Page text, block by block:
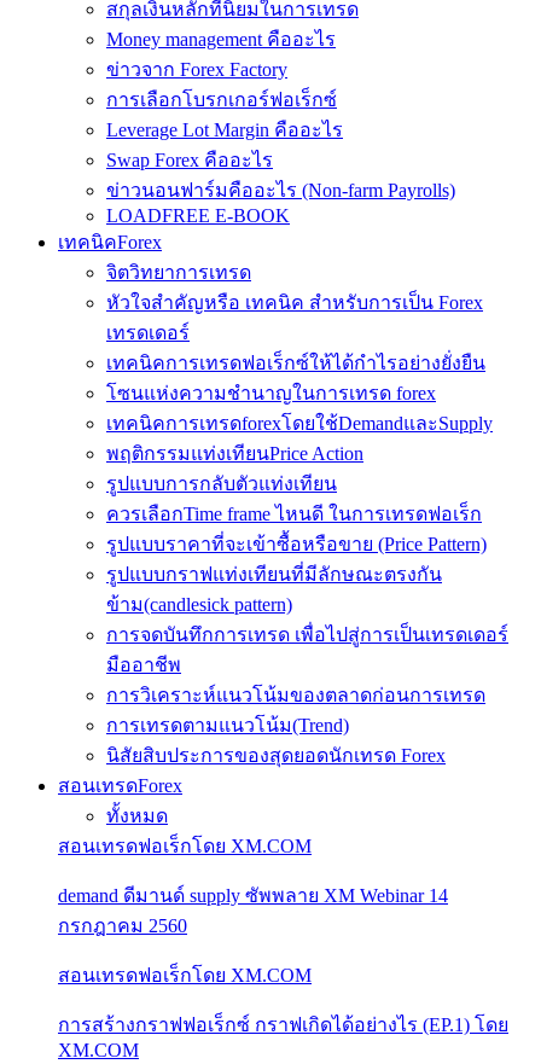
สกุลเงินหลักที่นิยมในการเทรด
Money management คืออะไร
ข่าวจาก Forex Factory
การเลือกโบรกเกอร์ฟอเร็กซ์
Leverage Lot Margin คืออะไร
Swap Forex คืออะไร
ข่าวนอนฟาร์มคืออะไร (Non-farm Payrolls)
LOADFREE E-BOOK
เทคนิคForex
จิตวิทยาการเทรด
หัวใจสำคัญหรือ เทคนิค สำหรับการเป็น Forex
เทรดเดอร์
เทคนิคการเทรดฟอเร็กซ์ให้ได้กำไรอย่างยั่งยืน
โซนแห่งความชำนาญในการเทรด forex
เทคนิคการเทรดforexโดยใช้DemandและSupply
พฤติกรรมแท่งเทียนPrice Action
รูปแบบการกลับตัวแท่งเทียน
ควรเลือกTime frame ไหนดี ในการเทรดฟอเร็ก
รูปแบบราคาที่จะเข้าซื้อหรือขาย (Price Pattern)
รูปแบบกราฟแท่งเทียนที่มีลักษณะตรงกัน
ข้าม(candlesick pattern)
การจดบันทึกการเทรด เพื่อไปสู่การเป็นเทรดเดอร์
มืออาชีพ
การวิเคราะห์แนวโน้มของตลาดก่อนการเทรด
การเทรดตามแนวโน้ม(Trend)
นิสัยสิบประการของสุดยอดนักเทรด Forex
สอนเทรดForex
ทั้งหมด
สอนเทรดฟอเร็กโดย XM.COM
demand ดีมานด์ supply ซัพพลาย XM Webinar 14
กรกฎาคม 2560
สอนเทรดฟอเร็กโดย XM.COM
การสร้างกราฟฟอเร็กซ์ กราฟเกิดได้อย่างไร (EP.1) โดย
XM.COM